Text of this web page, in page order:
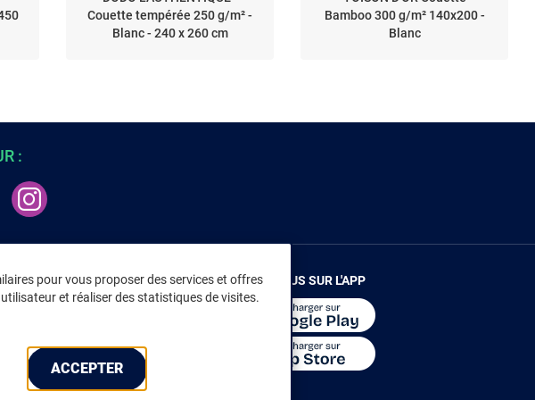
Couette tempérée 250 g/m² -
Blanc - 240 x 260 cm
Bamboo 300 g/m² 140x200 -
Blanc
pour vous proposer des services et offres
et réaliser des statistiques de visites.
ACCEPTER
:
LÉGALES
: non conforme
RENDEZ-VOUS SUR L'APP